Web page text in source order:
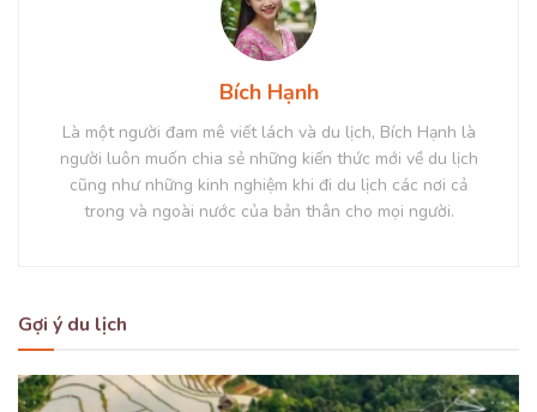
Bích Hạnh
Là một người đam mê viết lách và du lịch, Bích Hạnh là
người luôn muốn chia sẻ những kiến thức mới về du lịch
cũng như những kinh nghiệm khi đi du lịch các nơi cả
trong và ngoài nước của bản thân cho mọi người.
Gợi ý du lịch